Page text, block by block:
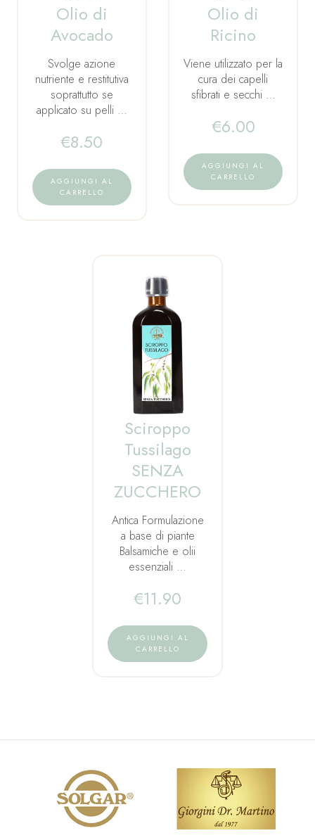
Olio di
Avocado
Svolge azione
nutriente e restitutiva
soprattutto se
applicato su pelli …
€8.50
AGGIUNGI AL
CARRELLO
Olio di
Ricino
Viene utilizzato per la
cura dei capelli
sfibrati e secchi …
€6.00
AGGIUNGI AL
CARRELLO
Sciroppo
Tussilago
SENZA
ZUCCHERO
Antica Formulazione
a base di piante
Balsamiche e olii
essenziali …
€11.90
AGGIUNGI AL
CARRELLO